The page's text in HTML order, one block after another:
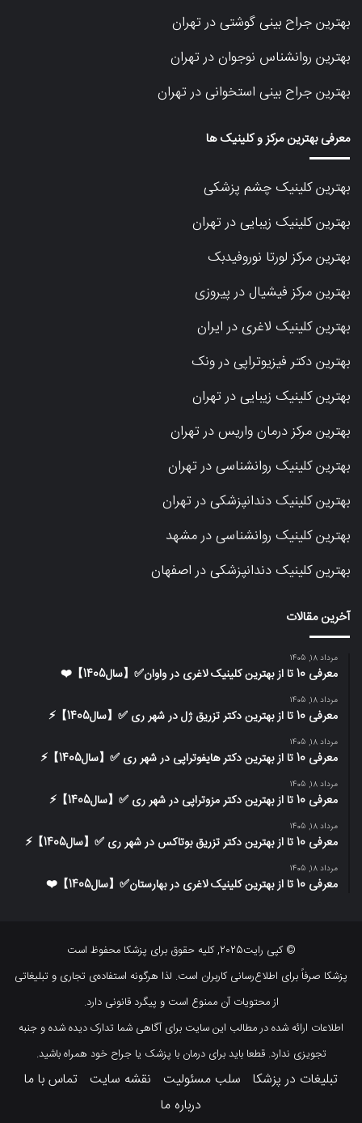
بهترین جراح بینی گوشتی در تهران
بهترین روانشناس نوجوان در تهران
بهترین جراح بینی استخوانی در تهران
معرفی بهترین مرکز و کلینیک ها
بهترین کلینیک چشم پزشکی
بهترین کلینیک زیبایی در تهران
بهترین مرکز لورتا نوروفیدبک
بهترین مرکز فیشیال در پیروزی
بهترین کلینیک لاغری در ایران
بهترین دکتر فیزیوتراپی در ونک
بهترین کلینیک زیبایی در تهران
بهترین مرکز درمان واریس در تهران
بهترین کلینیک روانشناسی در تهران
بهترین کلینیک دندانپزشکی در تهران
بهترین کلینیک روانشناسی در مشهد
بهترین کلینیک دندانپزشکی در اصفهان
آخرین مقالات
مرداد 18, 1405
معرفی 10 تا از بهترین کلینیک لاغری در واوان✅【سال1405】❤️
مرداد 18, 1405
معرفی 10 تا از بهترین دکتر تزریق ژل در شهر ری ✅【سال1405】⚡️
مرداد 18, 1405
معرفی 10 تا از بهترین دکتر هایفوتراپی در شهر ری ✅【سال1405】⚡️
مرداد 18, 1405
معرفی 10 تا از بهترین دکتر مزوتراپی در شهر ری ✅【سال1405】⚡️
مرداد 18, 1405
معرفی 10 تا از بهترین دکتر تزریق بوتاکس در شهر ری ✅【سال1405】⚡️
مرداد 18, 1405
معرفی 10 تا از بهترین کلینیک لاغری در بهارستان✅【سال1405】❤️
© کپی رایت2025, کلیه حقوق برای پزشکا محفوظ است
پزشکا صرفاً برای اطلاع‌رسانی کاربران است. لذا هرگونه استفاده‌ی تجاری و تبلیغاتی
از محتویات آن ممنوع است و پیگرد قانونی دارد.
اطلاعات ارائه شده در مطالب این سایت برای آگاهی شما تدارک دیده شده و جنبه
تجویزی ندارد. قطعا باید برای درمان با پزشک یا جراح خود همراه باشید.
تبلیغات در پزشکا سلب مسئولیت نقشه سایت تماس با ما
درباره ما